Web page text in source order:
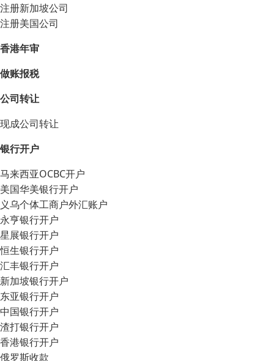
注册新加坡公司
注册美国公司
香港年审
做账报税
公司转让
现成公司转让
银行开户
马来西亚OCBC开户
美国华美银行开户
义乌个体工商户外汇账户
永亨银行开户
星展银行开户
恒生银行开户
汇丰银行开户
新加坡银行开户
东亚银行开户
中国银行开户
渣打银行开户
香港银行开户
俄罗斯收款